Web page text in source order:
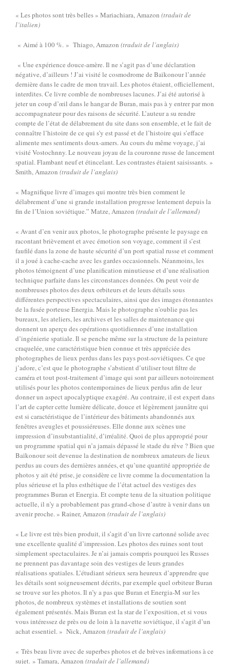
« Les photos sont très belles » Mariachiara, Amazon (traduit de
l’italien)
« Aimé à 100 %. » Thiago, Amazon (traduit de l’anglais)
« Une expérience douce-amère. Il ne s’agit pas d’une déclaration
négative, d’ailleurs ! J’ai visité le cosmodrome de Baïkonour l’année
dernière dans le cadre de mon travail. Les photos étaient, officiellement,
interdites. Ce livre comble de nombreuses lacunes. J’ai été autorisé à
jeter un coup d’œil dans le hangar de Buran, mais pas à y entrer par mon
accompagnateur pour des raisons de sécurité. L’auteur a su rendre
compte de l’état de délabrement du site dans son ensemble, et le fait de
connaître l’histoire de ce qui s’y est passé et de l’histoire qui s’efface
alimente mes sentiments doux-amers. Au cours du même voyage, j’ai
visité Vostochnny. Le nouveau joyau de la couronne russe de lancement
spatial. Flambant neuf et étincelant. Les contrastes étaient saisissants. »
Smith, Amazon (traduit de l’anglais)
« Magnifique livre d’images qui montre très bien comment le
délabrement d’une si grande installation progresse lentement depuis la
fin de l’Union soviétique.” Matze, Amazon (traduit de l’allemand)
« Avant d’en venir aux photos, le photographe présente le paysage en
racontant brièvement et avec émotion son voyage, comment il s’est
faufilé dans la zone de haute sécurité d’un port spatial russe et comment
il a joué à cache-cache avec les gardes occasionnels. Néanmoins, les
photos témoignent d’une planification minutieuse et d’une réalisation
technique parfaite dans les circonstances données. On peut voir de
nombreuses photos des deux orbiteurs et de leurs détails sous
différentes perspectives spectaculaires, ainsi que des images étonnantes
de la fusée porteuse Energia. Mais le photographe n’oublie pas les
bureaux, les ateliers, les archives et les salles de maintenance qui
donnent un aperçu des opérations quotidiennes d’une installation
d’ingénierie spatiale. Il se penche même sur la structure de la peinture
craquelée, une caractéristique bien connue et très appréciée des
photographes de lieux perdus dans les pays post-soviétiques. Ce que
j’adore, c’est que le photographe s’abstient d’utiliser tout filtre de
caméra et tout post-traitement d’image qui sont par ailleurs notoirement
utilisés pour les photos contemporaines de lieux perdus afin de leur
donner un aspect apocalyptique exagéré. Au contraire, il est expert dans
l’art de capter cette lumière délicate, douce et légèrement jaunâtre qui
est si caractéristique de l’intérieur des bâtiments abandonnés aux
fenêtres aveugles et poussiéreuses. Elle donne aux scènes une
impression d’insubstantialité, d’irréalité. Quoi de plus approprié pour
un programme spatial qui n’a jamais dépassé le stade du rêve ? ​​Bien que
Baïkonour soit devenue la destination de nombreux amateurs de lieux
perdus au cours des dernières années, et qu’une quantité appropriée de
photos y ait été prise, je considère ce livre comme la documentation la
plus sérieuse et la plus esthétique de l’état actuel des vestiges des
programmes Buran et Energia. Et compte tenu de la situation politique
actuelle, il n’y a probablement pas grand-chose d’autre à venir dans un
avenir proche. » Rainer, Amazon (traduit de l’anglais)
« Le livre est très bien produit, il s’agit d’un livre cartonné solide avec
une excellente qualité d’impression. Les photos des ruines sont tout
simplement spectaculaires. Je n’ai jamais compris pourquoi les Russes
ne prennent pas davantage soin des vestiges de leurs grandes
réalisations spatiales. L’étudiant sérieux sera heureux d’apprendre que
les détails sont soigneusement décrits, par exemple quel orbiteur Buran
se trouve sur les photos. Il n’y a pas que Buran et Energia-M sur les
photos, de nombreux systèmes et installations de soutien sont
également présentés. Mais Buran est la star de l’exposition, et si vous
vous intéressez de près ou de loin à la navette soviétique, il s’agit d’un
achat essentiel. » Nick, Amazon (traduit de l’anglais)
« Très beau livre avec de superbes photos et de brèves informations à ce
sujet. » Tamara, Amazon (traduit de l’allemand)